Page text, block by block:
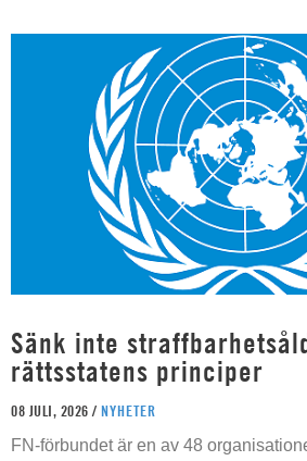
Sänk inte
rättsstatens principer
08 JULI, 2026 / NYHETER
FN-förbundet är en av 48